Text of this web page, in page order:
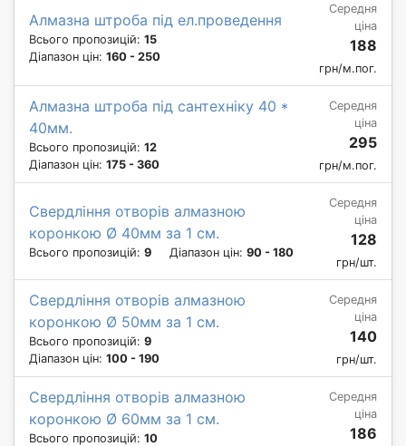
Алмазна штроба під ел.проведення
Всього пропозицій: 15
Діапазон цін: 160 - 250
Середня
ціна
188
грн/м.пог.
Алмазна штроба під сантехніку 40 *
40мм.
Всього пропозицій: 12
Діапазон цін: 175 - 360
Середня
ціна
295
грн/м.пог.
Свердління отворів алмазною
коронкою Ø 40мм за 1 см.
Всього пропозицій: 9 Діапазон цін: 90 - 180
Середня
ціна
128
грн/шт.
Свердління отворів алмазною
коронкою Ø 50мм за 1 см.
Всього пропозицій: 9
Діапазон цін: 100 - 190
Середня
ціна
140
грн/шт.
Свердління отворів алмазною
коронкою Ø 60мм за 1 см.
Всього пропозицій: 10
Середня
ціна
186